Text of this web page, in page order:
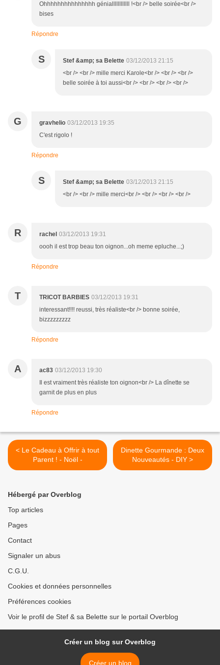
Ohhhhhhhhhhhhhhh géniallllllllllll !<br /> belle soirée<br />
bises
Répondre
S Stef &amp; sa Belette 03/12/2013 21:15
<br /> <br /> mille merci Karole<br /> <br /> <br />
belle soirée à toi aussi<br /> <br /> <br /> <br />
G gravhelio 03/12/2013 19:35
C'est rigolo !
Répondre
S Stef &amp; sa Belette 03/12/2013 21:15
<br /> <br /> mille merci<br /> <br /> <br /> <br />
R rachel 03/12/2013 19:31
oooh il est trop beau ton oignon...oh meme epluche...;)
Répondre
T TRICOT BARBIES 03/12/2013 19:31
interessant!!!! reussi, très réaliste<br /> bonne soirée,
bizzzzzzzzz
Répondre
A ac83 03/12/2013 19:30
Il est vraiment très réaliste ton oignon<br /> La dînette se
garnit de plus en plus
Répondre
< Le Cadeau à Offrir à tout
Parent ! - Noël -
Dinette Gourmande : Deux
Nouveautés - DIY >
Hébergé par Overblog
Top articles
Pages
Contact
Signaler un abus
C.G.U.
Cookies et données personnelles
Préférences cookies
Voir le profil de Stef & sa Belette sur le portail Overblog
Créer un blog sur Overblog
Créer un blog